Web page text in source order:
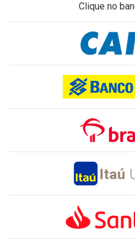
Clique no